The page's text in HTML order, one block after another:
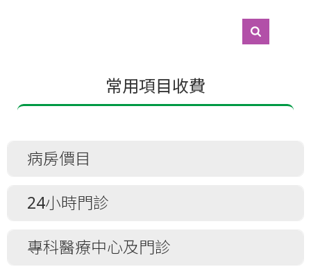
常用項目收費
病房價目
病房價目
24小時門診
24小時門診
專科醫療中心及門診